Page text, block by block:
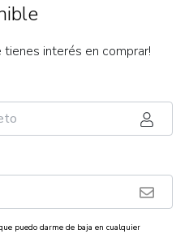
interés en comprar!
puedo darme de baja en cualquier